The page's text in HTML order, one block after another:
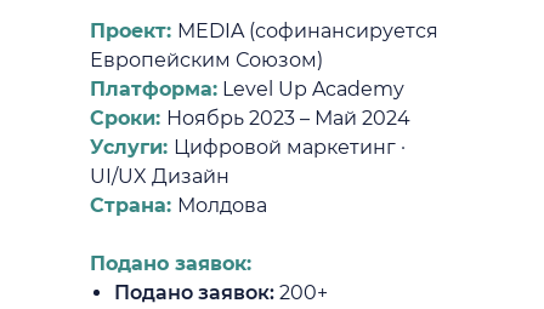
Проект: MEDIA (софинансируется
Европейским Союзом)
Платформа: Level Up Academy
Сроки: Ноябрь 2023 – Май 2024
Услуги: Цифровой маркетинг ·
UI/UX Дизайн
Страна: Молдова
Подано заявок:
Подано заявок: 200+